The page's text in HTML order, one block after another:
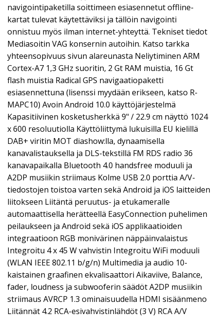
navigointipaketilla soittimeen esiasennetut offline-
kartat tulevat käytettäviksi ja tällöin navigointi
onnistuu myös ilman internet-yhteyttä. Tekniset tiedot
Mediasoitin VAG konsernin autoihin. Katso tarkka
yhteensopivuus sivun alareunasta Neliytiminen ARM
Cortex-A7 1,3 GHz suoritin, 2 Gt RAM muistia, 16 Gt
flash muistia Radical GPS navigaatiopaketti
esiasennettuna (lisenssi myydään erikseen, katso R-
MAPC10) Avoin Android 10.0 käyttöjärjestelmä
Kapasitiivinen kosketusherkkä 9" / 22.9 cm näyttö 1024
x 600 resoluutiolla Käyttöliittymä lukuisilla EU kielillä
DAB+ viritin MOT diashow:lla, dynaamisella
kanavalistauksella ja DLS-tekstillä FM RDS radio 36
kanavapaikalla Bluetooth 4.0 handsfree moduuli ja
A2DP musiikin striimaus Kolme USB 2.0 porttia A/V-
tiedostojen toistoa varten sekä Android ja iOS laitteiden
liitokseen Liitäntä peruutus- ja etukameralle
automaattisella herätteellä EasyConnection puhelimen
peilaukseen ja Android sekä iOS applikaatioiden
integraatioon RGB monivärinen näppäinvalaistus
Integroitu 4 x 45 W vahvistin Integroitu WiFi moduuli
(WLAN IEEE 802.11 b/g/n) Multimedia ja audio 10-
kaistainen graafinen ekvalisaattori Aikaviive, Balance,
fader, loudness ja subwooferin säädöt A2DP musiikin
striimaus AVRCP 1.3 ominaisuudella HDMI sisäänmeno
Liitännät 4.2 RCA-esivahvistinlähdöt (3 V) RCA A/V